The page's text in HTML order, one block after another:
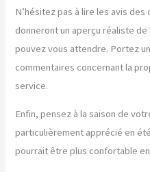
N’hésitez pas à lire les avis
donneront un aperçu réaliste de
pouvez vous attendre. Portez
commentaires concernant la
service.
Enfin, pensez à la saison de
particulièrement apprécié en
pourrait être plus confortable